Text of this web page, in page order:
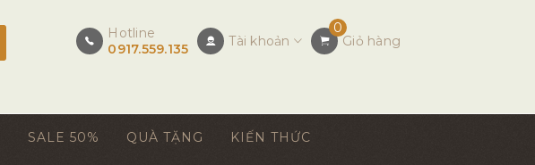
Hotline
0917.559.135
Tài khoản
0
Giỏ hàng
SALE 50% QUÀ TẶNG KIẾN THỨC